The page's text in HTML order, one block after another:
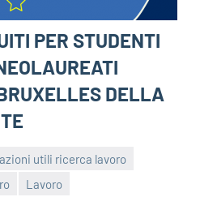
PER STUDENTI
DELLA
utili ricerca lavoro
Lavoro